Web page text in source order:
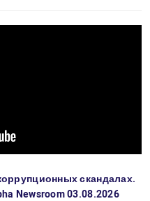
скандалах.
Newsroom 03.08.2026